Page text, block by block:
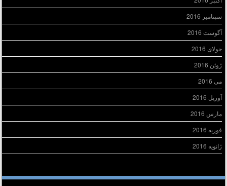
سپتامبر 2016
آگوست 2016
جولای 2016
ژوئن 2016
می 2016
آوریل 2016
مارس 2016
فوریه 2016
ژانویه 2016